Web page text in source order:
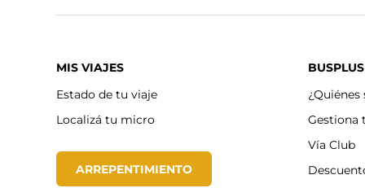
MIS VIAJES
Estado de tu viaje
Localizá tu micro
ARREPENTIMIENTO
BUSPLUS
Gestiona
Vía Club